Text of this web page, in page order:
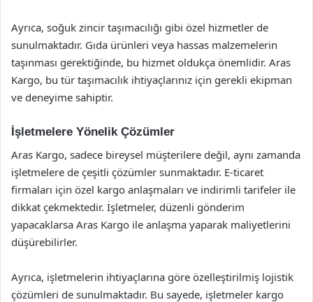
Ayrıca, soğuk zincir taşımacılığı gibi özel hizmetler de
sunulmaktadır. Gıda ürünleri veya hassas malzemelerin
taşınması gerektiğinde, bu hizmet oldukça önemlidir. Aras
Kargo, bu tür taşımacılık ihtiyaçlarınız için gerekli ekipman
ve deneyime sahiptir.
İşletmelere Yönelik Çözümler
Aras Kargo, sadece bireysel müşterilere değil, aynı zamanda
işletmelere de çeşitli çözümler sunmaktadır. E-ticaret
firmaları için özel kargo anlaşmaları ve indirimli tarifeler ile
dikkat çekmektedir. İşletmeler, düzenli gönderim
yapacaklarsa Aras Kargo ile anlaşma yaparak maliyetlerini
düşürebilirler.
Ayrıca, işletmelerin ihtiyaçlarına göre özelleştirilmiş lojistik
çözümleri de sunulmaktadır. Bu sayede, işletmeler kargo